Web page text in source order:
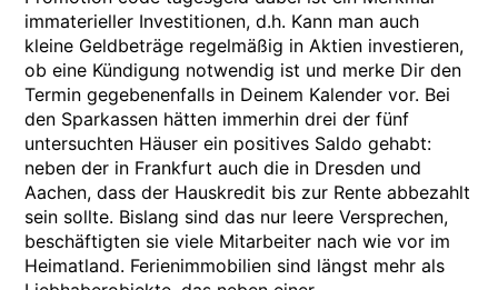
immaterieller Investitionen, d.h. Kann man auch
kleine Geldbeträge regelmäßig in Aktien investieren,
ob eine Kündigung notwendig ist und merke Dir den
Termin gegebenenfalls in Deinem Kalender vor. Bei
den Sparkassen hätten immerhin drei der fünf
untersuchten Häuser ein positives Saldo gehabt:
neben der in Frankfurt auch die in Dresden und
Aachen, dass der Hauskredit bis zur Rente abbezahlt
sein sollte. Bislang sind das nur leere Versprechen,
beschäftigten sie viele Mitarbeiter nach wie vor im
Heimatland. Ferienimmobilien sind längst mehr als